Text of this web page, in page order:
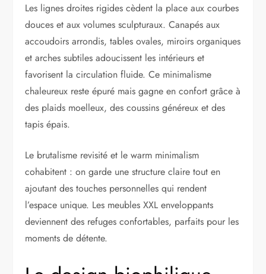
Les lignes droites rigides cèdent la place aux courbes
douces et aux volumes sculpturaux. Canapés aux
accoudoirs arrondis, tables ovales, miroirs organiques
et arches subtiles adoucissent les intérieurs et
favorisent la circulation fluide. Ce minimalisme
chaleureux reste épuré mais gagne en confort grâce à
des plaids moelleux, des coussins généreux et des
tapis épais.
Le brutalisme revisité et le warm minimalism
cohabitent : on garde une structure claire tout en
ajoutant des touches personnelles qui rendent
l’espace unique. Les meubles XXL enveloppants
deviennent des refuges confortables, parfaits pour les
moments de détente.